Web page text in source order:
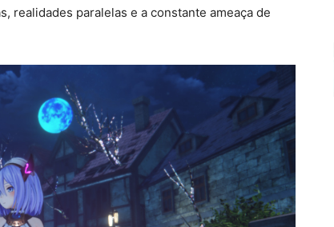
realidades paralelas e a constante ameaça de